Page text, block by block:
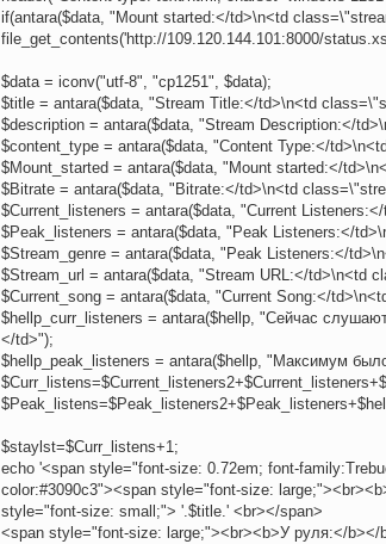
if(antara($data, "Mount started:</td>\n<td
file_get_contents('http://109.120.144.101:8000/
$data = iconv("utf-8", "cp1251", $data);
$title = antara($data, "Stream Title:</td>\n<td
$description = antara($data, "Stream Description:</
$content_type = antara($data, "Content Type:</
$Mount_started = antara($data, "Mount started:</
$Bitrate = antara($data, "Bitrate:</td>\n<td
$Current_listeners = antara($data, "Current
$Peak_listeners = antara($data, "Peak Listeners:</
$Stream_genre = antara($data, "Peak Listeners:</
$Stream_url = antara($data, "Stream URL:</td>\n<td
$Current_song = antara($data, "Current Song:</
$hellp_curr_listeners = antara($hellp, "Сейчас
</td>");
$hellp_peak_listeners = antara($hellp, "Максимум
$staylst=$Curr_listens+1;
echo '<span style="font-size: 0.72em; font-
color:#3090c3"><span style="font-size:
style="font-size: small;"> '.$title.' <br></span>
<span style="font-size: large;"><br><b>У руля:</